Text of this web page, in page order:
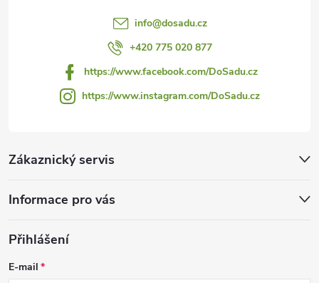
Zákaznický servis
Informace pro vás
info@dosadu.cz
+420 775 020 877
https://www.facebook.com/DoSadu.cz
https://www.instagram.com/DoSadu.cz
Přihlášení
E-mail